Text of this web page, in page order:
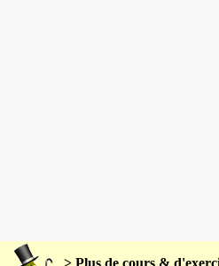
> Plus de cours &